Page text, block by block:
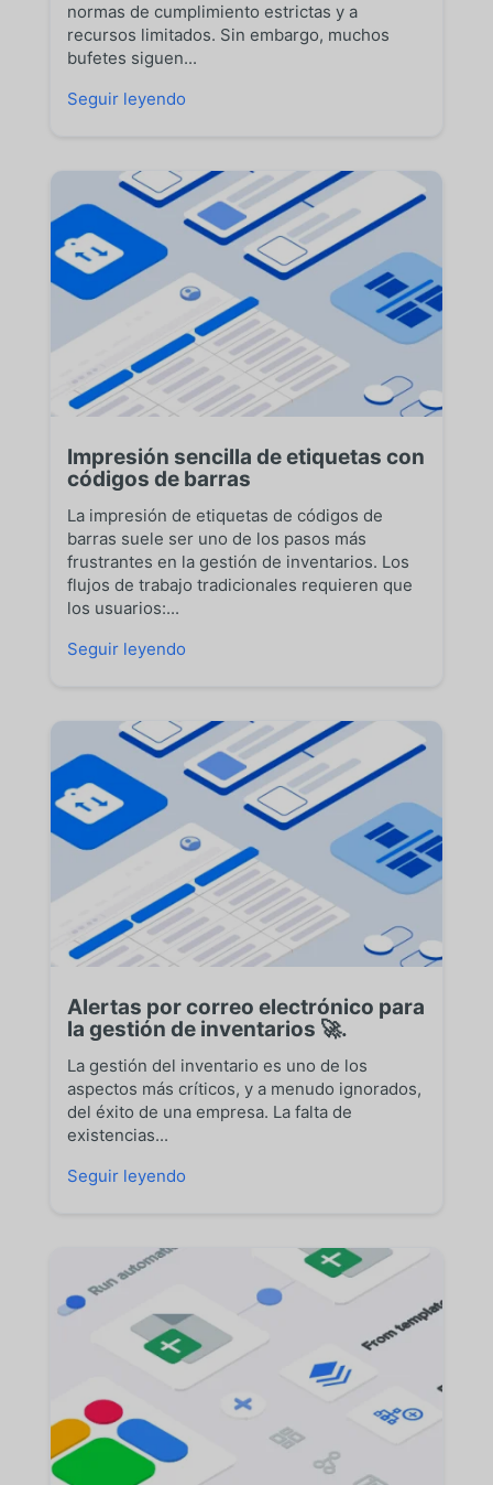
normas de cumplimiento estrictas y a
recursos limitados. Sin embargo, muchos
bufetes siguen...
Seguir leyendo
Impresión sencilla de etiquetas con
códigos de barras
La impresión de etiquetas de códigos de
barras suele ser uno de los pasos más
frustrantes en la gestión de inventarios. Los
flujos de trabajo tradicionales requieren que
los usuarios:...
Seguir leyendo
Alertas por correo electrónico para
la gestión de inventarios 🚀.
La gestión del inventario es uno de los
aspectos más críticos, y a menudo ignorados,
del éxito de una empresa. La falta de
existencias...
Seguir leyendo